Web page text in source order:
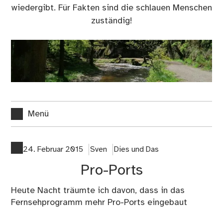
wiedergibt. Für Fakten sind die schlauen Menschen
zuständig!
Menü
24. Februar 2015 Sven Dies und Das
Pro-Ports
Heute Nacht träumte ich davon, dass in das
Fernsehprogramm mehr Pro-Ports eingebaut